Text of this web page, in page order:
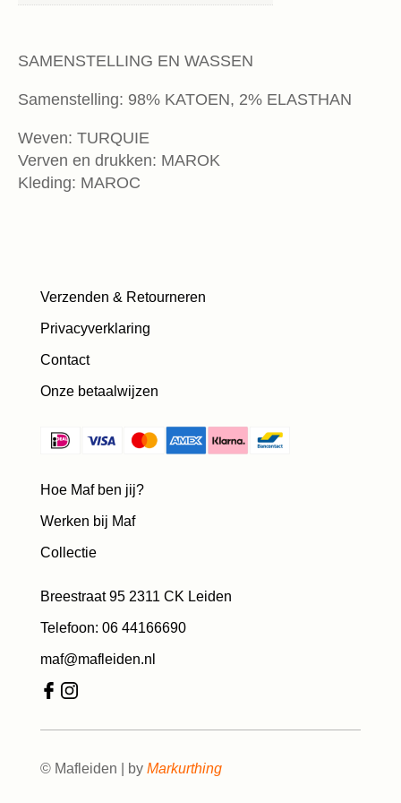
SAMENSTELLING EN WASSEN
Samenstelling: 98% KATOEN, 2% ELASTHAN
Weven: TURQUIE
Verven en drukken: MAROK
Kleding: MAROC
Verzenden & Retourneren
Privacyverklaring
Contact
Onze betaalwijzen
Hoe Maf ben jij?
Werken bij Maf
Collectie
Breestraat 95 2311 CK Leiden
Telefoon: 06 44166690
maf@mafleiden.nl
© Mafleiden | by Markurthing